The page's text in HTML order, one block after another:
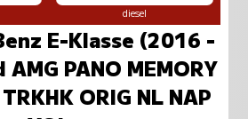
diesel
E-Klasse (2016 -
PANO MEMORY
ORIG NL NAP